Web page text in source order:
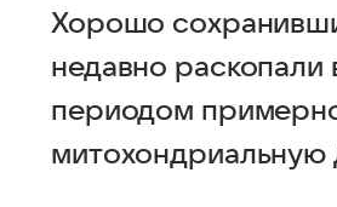
Хорошо
недавно раскопали
периодом
митохондриальную